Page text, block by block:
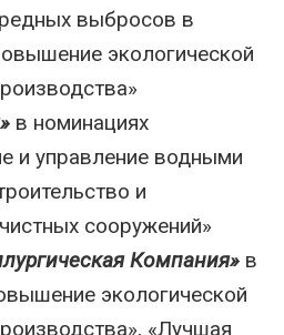
выбросов в
экологической
в номинациях
и управление водными
и
сооружений»
Компания» в
экологической
«Лучшая